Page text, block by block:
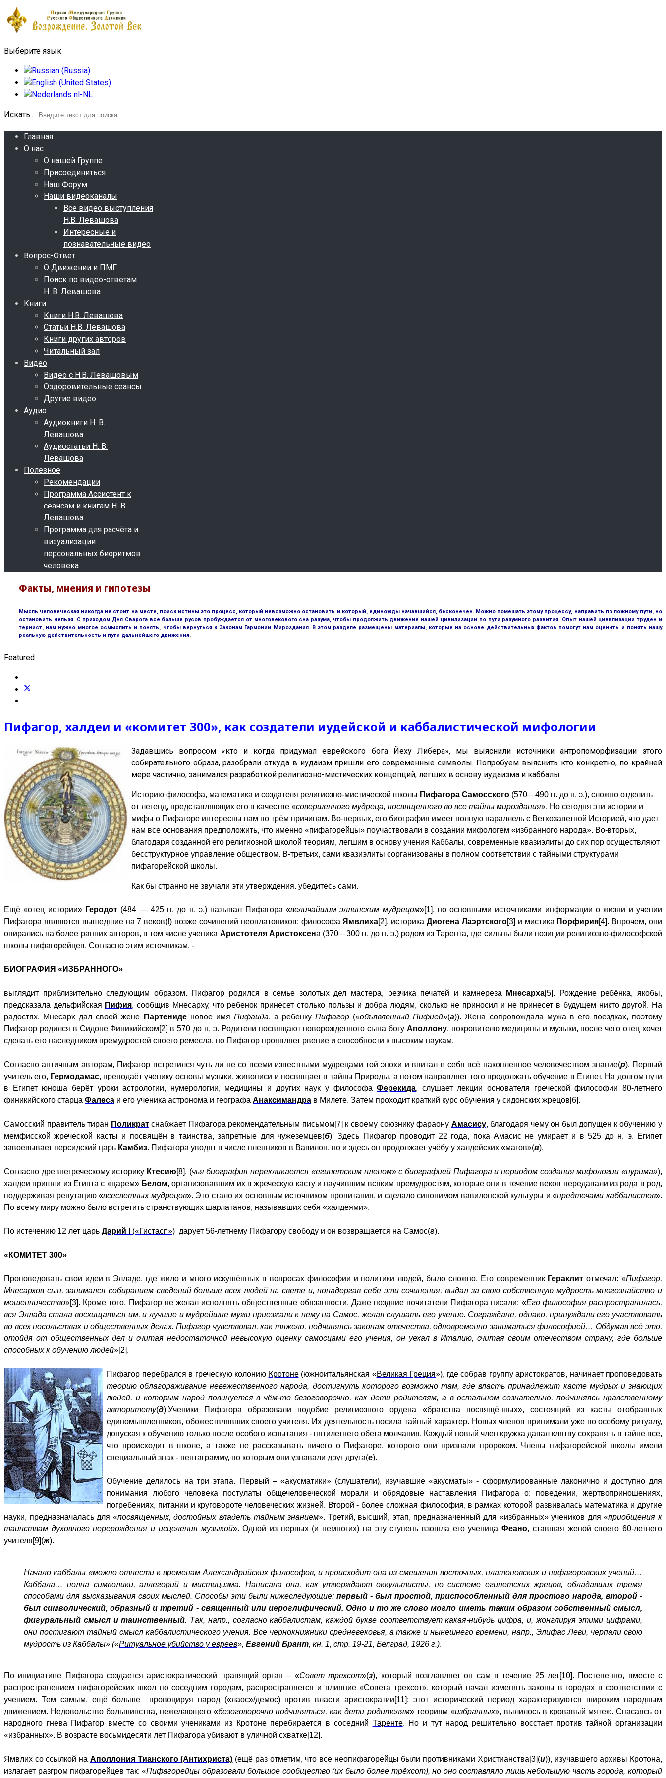
Выберите язык
Искать...
Главная
О нас
О нашей Группе
Присоединиться
Наш Форум
Наши видеоканалы
Все видео выступления
Н.В. Левашова
Интересные и
познавательные видео
Вопрос-Ответ
О Движении и ПМГ
Поиск по видео-ответам
Н. В. Левашова
Книги
Книги Н.В. Левашова
Статьи Н.В. Левашова
Книги других авторов
Читальный зал
Видео
Видео с Н.В. Левашовым
Оздоровительные сеансы
Другие видео
Аудио
Аудиокниги Н. В.
Левашова
Аудиостатьи Н. В.
Левашова
Полезное
Рекомендации
Программа Ассистент к
сеансам и книгам Н. В.
Левашова
Программа для расчёта и
визуализации
персональных биоритмов
человека
Факты, мнения и гипотезы
Мысль человеческая никогда не стоит на месте, поиск истины это процесс, который невозможно остановить и который, единожды начавшийся, бесконечен. Можно помешать этому процессу, направить по ложному пути, но
остановить нельзя. С приходом Дня Сварога все больше русов пробуждается от многовекового сна разума, чтобы продолжить движение нашей цивилизации по пути разумного развития. Опыт нашей цивилизации труден и
тернист, нам нужно многое осмыслить и понять, чтобы вернуться к Законам Гармонии Мироздания. В этом разделе размещены материалы, которые на основе действительных фактов помогут нам оценить и понять нашу
реальную действительность и пути дальнейшего движения.
Featured
Пифагор, халдеи и «комитет 300», как создатели иудейской и каббалистической мифологии
Задавшись вопросом «кто и когда придумал еврейского бога Йеху Либера», мы выяснили источники антропоморфизации этого
собирательного образа, разобрали откуда в иудаизм пришли его современные символы. Попробуем выяснить кто конкретно, по крайней
мере частично, занимался разработкой религиозно-мистических концепций, легших в основу иудаизма и каббалы
Историю философа, математика и создателя религиозно-мистической школы Пифагора Самосского (570—490 гг. до н. э.), сложно отделить
от легенд, представляющих его в качестве «совершенного мудреца, посвященного во все тайны мироздания». Но сегодня эти истории и
мифы о Пифагоре интересны нам по трём причинам. Во-первых, его биография имеет полную параллель с Ветхозаветной Историей, что дает
нам все основания предположить, что именно «пифагорейцы» поучаствовали в создании мифологем «избранного народа». Во-вторых,
благодаря созданной его религиозной школой теориям, легшим в основу учения Каббалы, современные квазиэлиты до сих пор осуществляют
бесструктурное управление обществом. В-третьих, сами квазиэлиты сорганизованы в полном соответствии с тайными структурами
пифагорейской школы.
Как бы странно не звучали эти утверждения, убедитесь сами.
Ещё «отец истории» Геродот(484 — 425 гг. до н. э.) называл Пифагора «величайшим эллинским мудрецом»[1], но основными источниками информации о жизни и учении
Пифагора являются вышедшие на 7 веков(!) позже сочинений неоплатоников: философаЯмвлиха [2], историкаДиогена Лаэртского[3] и мистика Порфирия [4]. Впрочем, они
опирались на более ранних авторов, в том числе ученика Аристотеля Аристоксена(370—300 гг. до н. э.) родом изТарента, где сильны были позиции религиозно-философской
школы пифагорейцев. Согласно этим источникам, -
БИОГРАФИЯ «ИЗБРАННОГО»
выглядит приблизительно следующим образом. Пифагор родился в семье золотых дел мастера, резчика печатей и камнереза Мнесарха [5]. Рождение ребёнка, якобы,
предсказала дельфийская Пифия, сообщив Мнесарху, что ребенок принесет столько пользы и добра людям, сколько не приносил и не принесет в будущем никто другой. На
радостях, Мнесарх дал своей жене
Партениденовое имя Пифаида, а ребенкуПифагор («объявленный Пифией»(а)). Жена сопровождала мужа в его поездках, поэтому
Пифагор родился в СидонеФиникийском[2] в 570 до н. э. Родители посвящают новорожденного сына богуАполлону, покровителю медицины и музыки, после чего отец хочет
сделать его наследником премудростей своего ремесла, но Пифагор проявляет рвение и способности к высоким наукам.
Согласно античным авторам, Пифагор встретился чуть ли не со всеми известными мудрецами той эпохи и впитал в себя всё накопленное человечеством знание(р). Первый
учитель его, Гермодамас, преподаёт ученику основы музыки, живописи и посвящает в тайны Природы, а потом направляет того продолжать обучение в Египет. На долгом пути
в Египет юноша берёт уроки астрологии, нумерологии, медицины и других наук у философаФерекида, слушает лекции основателя греческой философии 80-летнего
финикийского старца Фалеса и его ученика астронома и географа Анаксимандра в Милете. Затем проходит краткий курс обучения у сидонских жрецов[6].
Самосский правитель тиран Поликратснабжает Пифагора рекомендательным письмом[7] к своему союзнику фараону Амасису, благодаря чему он был допущен к обучению у
мемфисской жреческой касты и посвящён в таинства, запретные для чужеземцев(б). Здесь Пифагор проводит 22 года, пока Амасис не умирает и в 525 до н. э. Египет
завоевывает персидский царь Камбиз. Пифагора уводят в числе пленников в Вавилон, но и здесь он продолжает учёбу у халдейских «магов»(в).
Согласно древнегреческому историку Ктесию [8], (чья биография перекликается «египетским пленом» с биографией Пифагора и периодом созданиямифологии «пурима»),
халдеи пришли из Египта с «царем» Белом, организовавшим их в жреческую касту и научившим всяким премудростям, которые они в течение веков передавали из рода в род,
поддерживая репутацию «всесветных мудрецов». Это стало их основным источником пропитания, и сделало синонимом вавилонской культуры и «предтечами каббалистов».
По всему миру можно было встретить странствующих шарлатанов, называвших себя «халдеями».
По истечению 12 лет царь Дарий I («Гистасп») дарует 56-летнему Пифагору свободу и он возвращается на Самос(г).
«КОМИТЕТ 300»
Проповедовать свои идеи в Элладе, где жило и много искушённых в вопросах философии и политики людей, было сложно. Его современник Гераклит отмечал: «Пифагор,
Мнесархов сын, занимался собиранием сведений больше всех людей на свете и, понадергав себе эти сочинения, выдал за свою собственную мудрость многознайство и
мошенничество»[3]. Кроме того, Пифагор не желал исполнять общественные обязанности. Даже поздние почитатели Пифагора писали: «Его философия распространилась,
вся Эллада стала восхищаться им, и лучшие и мудрейшие мужи приезжали к нему на Самос, желая слушать его учение. Сограждане, однако, принуждали его участвовать
во всех посольствах и общественных делах. Пифагор чувствовал, как тяжело, подчиняясь законам отечества, одновременно заниматься философией… Обдумав всё это,
отойдя от общественных дел и считая недостаточной невысокую оценку самосцами его учения, он уехал в Италию, считая своим отечеством страну, где больше
способных к обучению людей»[2].
Пифагор перебрался в греческую колонию Кротоне(южноитальянская «Великая Греция»), где собрав группу аристократов, начинает проповедовать
теорию облагораживание невежественного народа, достигнуть которого возможно там, где власть принадлежит касте мудрых и знающих
людей, и которым народ повинуется в чём-то безоговорочно, как дети родителям, а в остальном сознательно, подчиняясь нравственному
авторитету(д).Ученики Пифагора образовали подобие религиозного ордена «братства посвящённых», состоящий из касты отобранных
единомышленников, обожествлявших своего учителя. Их деятельность носила тайный характер. Новых членов принимали уже по особому ритуалу,
допуская к обучению только после особого испытания - пятилетнего обета молчания. Каждый новый член кружка давал клятву сохранять в тайне все,
что происходит в школе, а также не рассказывать ничего о Пифагоре, которого они признали пророком. Члены пифагорейской школы имели
специальный знак - пентаграмму, по которым они узнавали друг друга(е).
Обучение делилось на три этапа. Первый – «акусматики» (слушатели), изучавшие «акусматы» - сформулированные лаконично и доступно для
понимания любого человека постулаты общечеловеческой морали и обрядовые наставления Пифагора о: поведении, жертвоприношениях,
погребениях, питании и круговороте человеческих жизней. Второй - более сложная философия, в рамках которой развивалась математика и другие
науки, предназначалась для «посвященных, достойных владеть тайным знанием». Третий, высший, этап, предназначенный для «избранных» учеников для «приобщения к
таинствам духовного перерождения и исце­ления музыкой». Одной из первых (и немногих) на эту ступень взошла его ученицаФеано, ставшая женой своего 60-летнего
учителя[9](ж).
Начало каббалы «можно отнести к временам Александрийских философов, и происходит она из смешения восточных, платоновских и пифагоровских учений…
Каббала… полна символики, аллегорий и мистицизма. Написана она, как утверждают оккультисты, по системе египетских жрецов, обладавших тремя
способами для высказывания своих мыслей. Способы эти были нижеследующие: первый - был простой, приспособленный для простого народа, второй -
был символический, образный и третий - священный или иероглифический. Одно и то же слово могло иметь таким образом собственный смысл,
фигуральный смысл и таинственный. Так, напр., согласно каббалистам, каждой букве соответствует какая-нибудь цифра, и, жонглируя этими цифрами,
они постигают тайный смысл каббалистического учения. Все чернокнижники средневековья, а также и нынешнего времени, напр., Элифас Леви, черпали свою
мудрость из Каббалы» («Ритуальное убийство у евреев», Евгений Брант, кн. 1, стр. 19-21, Белград, 1926 г.).
По инициативе Пифагора создается аристократический правящий орган – «Совет трехсот»(з), который возглавляет он сам в течение 25 лет[10]. Постепенно, вместе с
распространением пифагорейских школ по соседним городам, распространяется и влияние «Совета трехсот», который начал изменять законы в городах в соответствии с
учением. Тем самым, ещё больше провоцируя народ («лаос»/демос) против власти аристократии[11]: этот исторический период характеризуются широким народным
движением. Недовольство большинства, нежелающего «безоговорочно подчиняться, как дети родителям» теориям «избранных», вылилось в кровавый мятеж. Спасаясь от
народного гнева Пифагор вместе со своими учениками из Кротоне перебирается в соседний Таренте. Но и тут народ решительно восстает против тайной организации
«избранных». В возрасте восьмидесяти лет Пифагора убивают в уличной схватке[12].
Ямвлих со ссылкой на Аполлония Тианского (Антихриста) (ещё раз отметим, что все неопифагорейцы были противниками Христианства[3](и)), изучавшего архивы Кротона,
излагает разгром пифагорейцев так: «Пифагорейцы образовали большое сообщество (их было более трёхсот), но оно составляло лишь небольшую часть города, который